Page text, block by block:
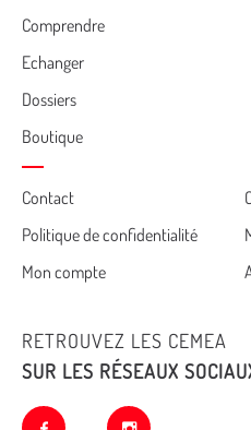
Comprendre
Echanger
Dossiers
Boutique
Cemea
footer
Contact
Politique de confidentialité
Mon compte
RETROUVEZ LES CEMEA
SUR LES RÉSEAUX